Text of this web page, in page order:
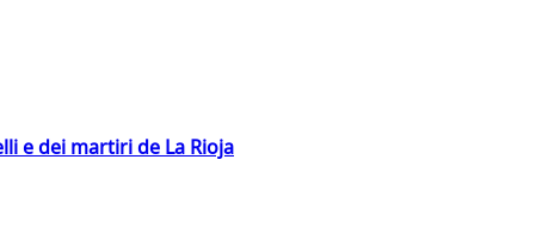
e dei martiri de La Rioja